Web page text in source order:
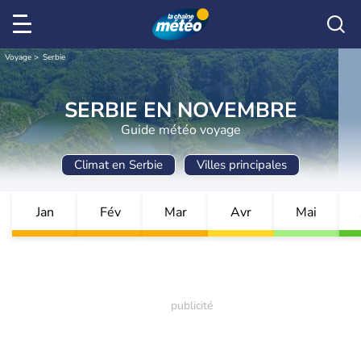
Voyage Serbie
SERBIE EN NOVEMBRE
Guide météo voyage
Climat en Serbie Villes principales
Jan Fév Mar Avr Mai